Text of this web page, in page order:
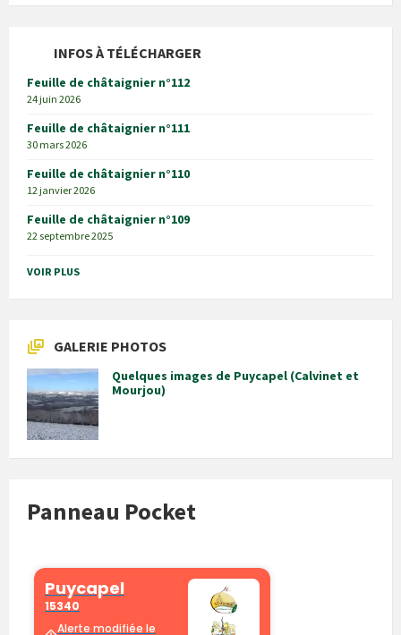
INFOS À TÉLÉCHARGER
Feuille de châtaignier n°112
24 juin 2026
Feuille de châtaignier n°111
30 mars 2026
Feuille de châtaignier n°110
12 janvier 2026
Feuille de châtaignier n°109
22 septembre 2025
VOIR PLUS
GALERIE PHOTOS
Quelques images de Puycapel (Calvinet et
Mourjou)
Panneau Pocket